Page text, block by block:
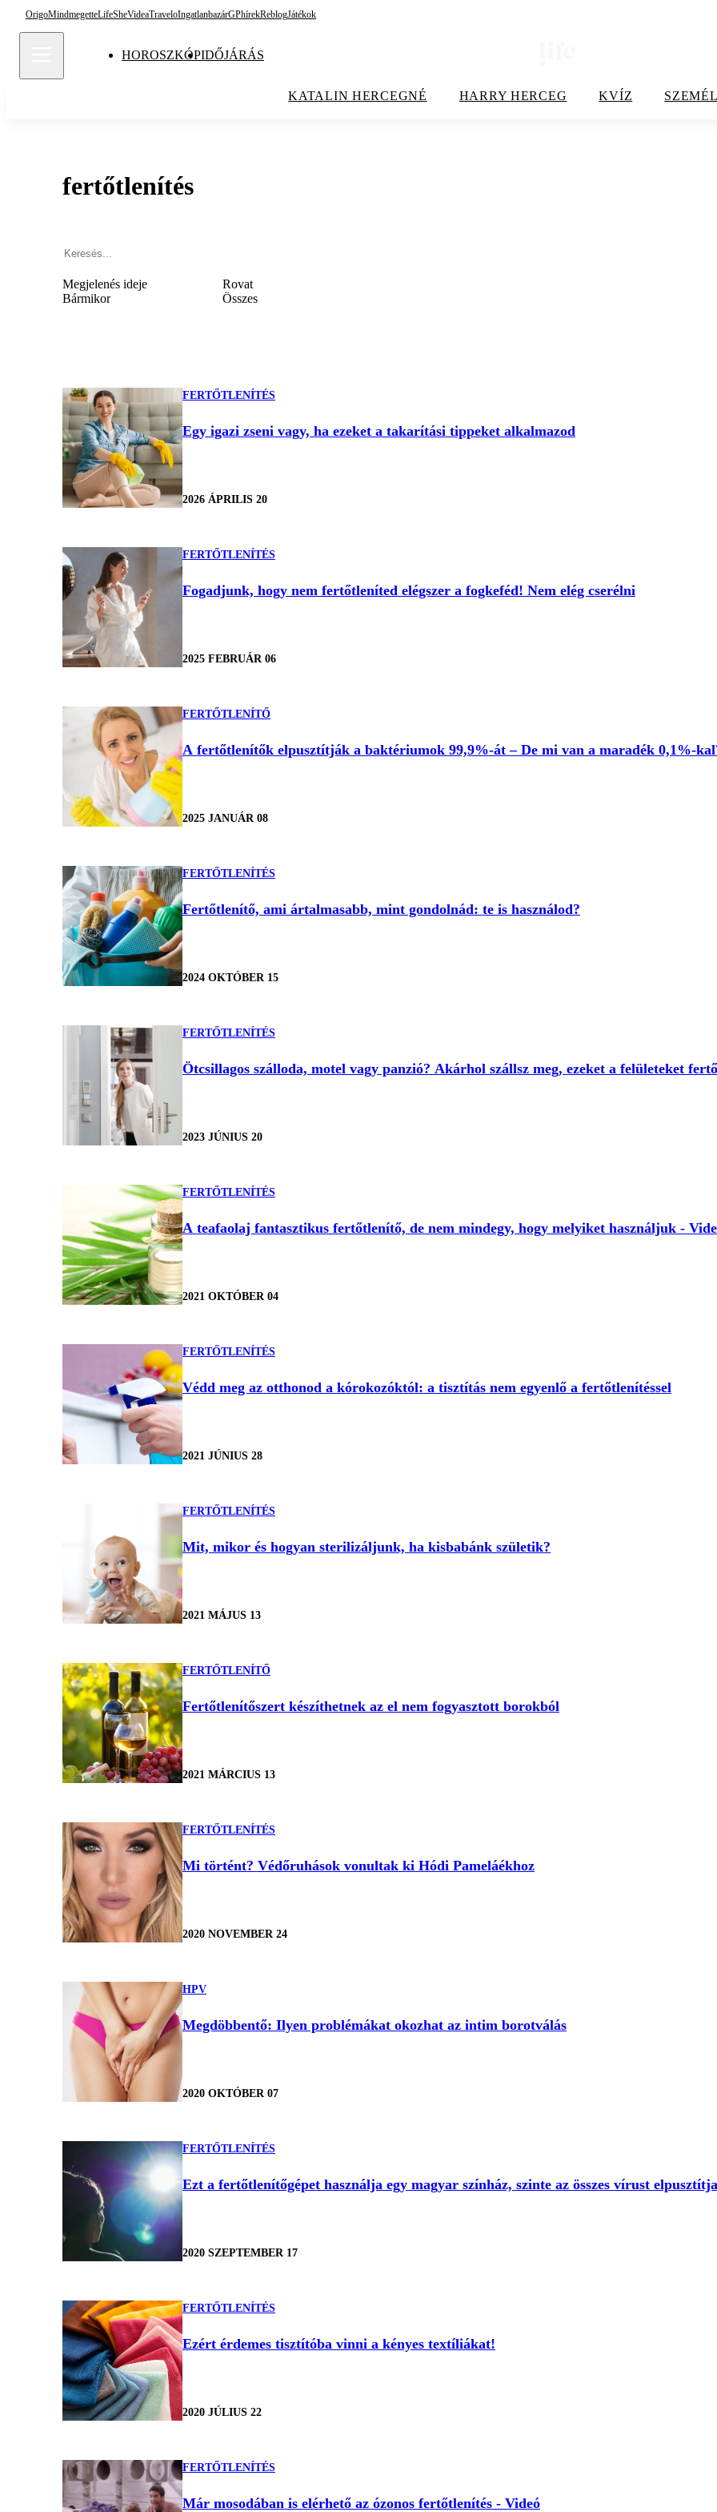
OrigoMindmegetteLifeSheVideaTraveloIngatlanbazárGPhírekReblogJátékok
HOROSZKÓPIDŐJÁRÁS
KATALIN HERCEGNÉ HARRY HERCEG KVÍZ
fertőtlenítés
Megjelenés ideje
Bármikor
Rovat
Összes
FERTŐTLENÍTÉS
Egy igazi zseni vagy, ha ezeket a takarítási tippeket alkalmazod
2026 ÁPRILIS 20
FERTŐTLENÍTÉS
Fogadjunk, hogy nem fertőtleníted elégszer a fogkeféd! Nem elég cserélni
2025 FEBRUÁR 06
FERTŐTLENÍTŐ
A fertőtlenítők elpusztítják a baktériumok 99,9%-át – De mi van a maradék 0,1%-
2025 JANUÁR 08
FERTŐTLENÍTÉS
Fertőtlenítő, ami ártalmasabb, mint gondolnád: te is használod?
2024 OKTÓBER 15
FERTŐTLENÍTÉS
Ötcsillagos szálloda, motel vagy panzió? Akárhol szállsz meg, ezeket a felületeket
2023 JÚNIUS 20
FERTŐTLENÍTÉS
A teafaolaj fantasztikus fertőtlenítő, de nem mindegy, hogy melyiket használjuk -
2021 OKTÓBER 04
FERTŐTLENÍTÉS
Védd meg az otthonod a kórokozóktól: a tisztítás nem egyenlő a fertőtlenítéssel
2021 JÚNIUS 28
FERTŐTLENÍTÉS
Mit, mikor és hogyan sterilizáljunk, ha kisbabánk születik?
2021 MÁJUS 13
FERTŐTLENÍTŐ
Fertőtlenítőszert készíthetnek az el nem fogyasztott borokból
2021 MÁRCIUS 13
FERTŐTLENÍTÉS
Mi történt? Védőruhások vonultak ki Hódi Pameláékhoz
2020 NOVEMBER 24
HPV
Megdöbbentő: Ilyen problémákat okozhat az intim borotválás
2020 OKTÓBER 07
FERTŐTLENÍTÉS
Ezt a fertőtlenítőgépet használja egy magyar színház, szinte az összes vírust elpusztítja
2020 SZEPTEMBER 17
FERTŐTLENÍTÉS
Ezért érdemes tisztítóba vinni a kényes textíliákat!
2020 JÚLIUS 22
FERTŐTLENÍTÉS
Már mosodában is elérhető az ózonos fertőtlenítés - Videó